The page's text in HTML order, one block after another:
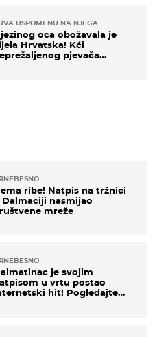
USPOMENU NA NJEGA
oca obožavala je
Hrvatska! Kći
pjevača
ribe! Natpis na tržnici
Dalmaciji nasmijao
mreže
je svojim
u vrtu postao
hit! Pogledajte